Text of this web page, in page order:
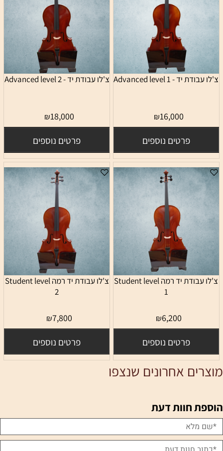
צ'לו עבודת יד - 1 Advanced level
₪16,000
פרטים נוספים
צ'לו עבודת יד - 2 Advanced level
₪18,000
פרטים נוספים
צ'לו עבודת יד רמה Student level
1
₪6,200
פרטים נוספים
צ'לו עבודת יד רמה Student level
2
₪7,800
פרטים נוספים
מוצרים אחרונים שנצפו
הוספת חוות דעת